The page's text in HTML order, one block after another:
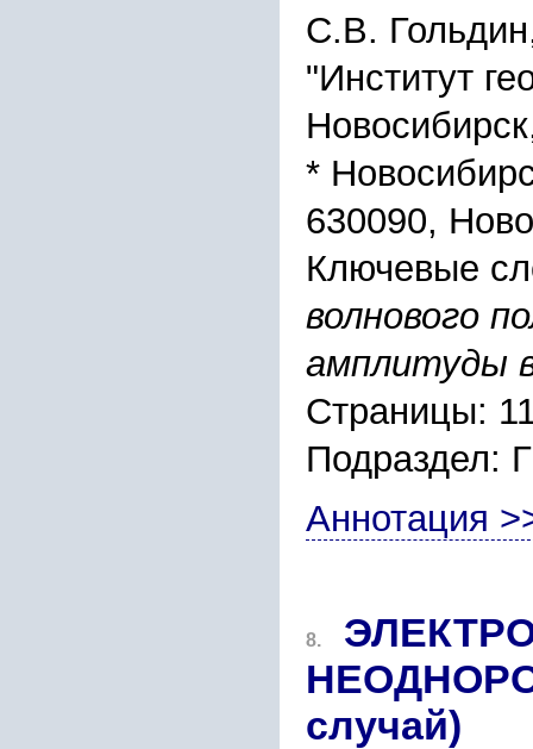
C.В.
"Инcтитут
*
630090,
Ключевые
волнового
амплитуды
Страницы:
Аннотация
8.
cлучай)